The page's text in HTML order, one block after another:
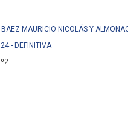
MAURICIO NICOLÁS Y
- DEFINITIVA